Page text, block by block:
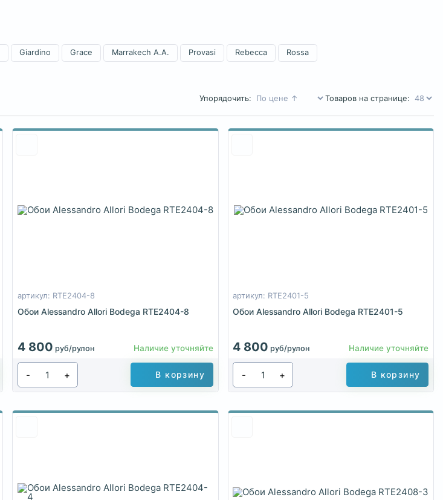
Giardino Grace Marrakech A.A. Provasi Rebecca Rossa
Упорядочить: Товаров на странице:
артикул: RTE2404-8
Обои Alessandro Allori Bodega RTE2404-8
4 800 руб/рулон Наличие уточняйте
- + В корзину
артикул: RTE2401-5
Обои Alessandro Allori Bodega RTE2401-5
4 800 руб/рулон Наличие уточняйте
- + В корзину